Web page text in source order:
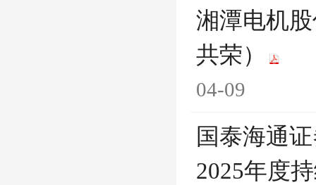
湘潭电机
共荣）
04-09
国泰海通
2025年度